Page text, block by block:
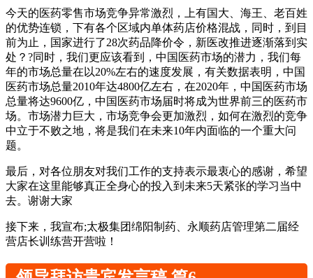
今天的医药零售市场竞争异常激烈，上有国大、海王、老百姓
的优势连锁，下有各个区域内单体药店价格混战，同时，到目
前为止，国家进行了28次药品降价令，新医改推进逐渐落到实
处？?同时，我们更应该看到， 中国 医药市场的潜力，我们每
年的市场总量在以20%左右的速度发展，有关数据表明， 中国
医药市场总量2010年达4800亿左右，在2020年， 中国 医药市场
总量将达9600亿， 中国 医药市场届时将成为世界前三的医药市
场。市场潜力巨大，市场竞争会更加激烈，如何在激烈的竞争
中立于不败之地，将是我们在未来10年内面临的一个重大问
题。
最后，对各位朋友对我们工作的支持表示最衷心的感谢，希望
大家在这里能够真正全身心的投入到未来5天紧张的学习当中
去。谢谢大家
接下来，我宣布;太极集团绵阳制药、永顺药店管理第二届经
营店长训练营开营啦！